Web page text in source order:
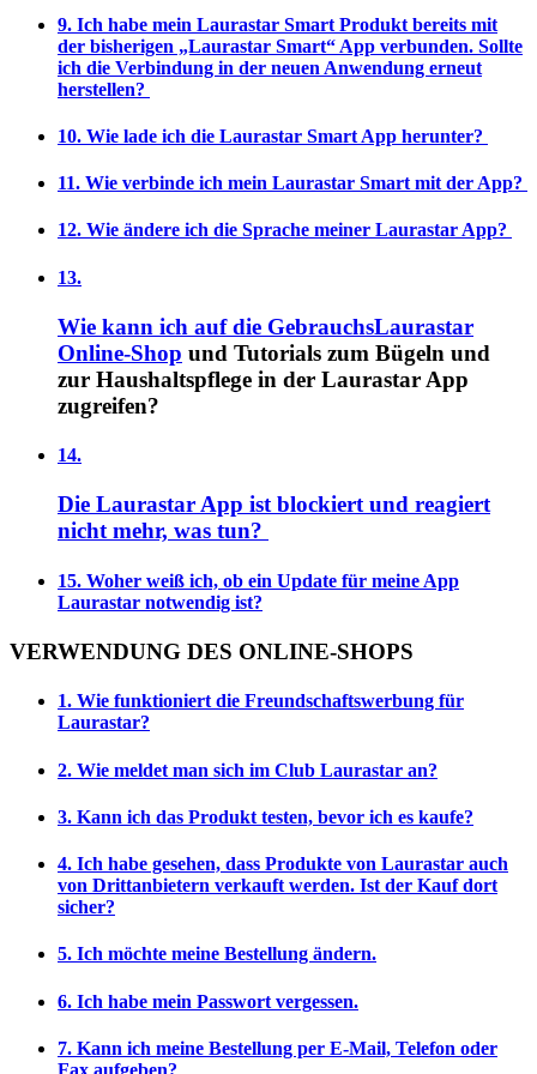
9. Ich habe mein Laurastar Smart Produkt bereits mit
der bisherigen „Laurastar Smart“ App verbunden. Sollte
ich die Verbindung in der neuen Anwendung erneut
herstellen?
10. Wie lade ich die Laurastar Smart App herunter?
11. Wie verbinde ich mein Laurastar Smart mit der App?
12. Wie ändere ich die Sprache meiner Laurastar App?
13.
Wie kann ich auf die GebrauchsLaurastar
Online-Shop und Tutorials zum Bügeln und
zur Haushaltspflege in der Laurastar App
zugreifen?
14.
Die Laurastar App ist blockiert und reagiert
nicht mehr, was tun?
15. Woher weiß ich, ob ein Update für meine App
Laurastar notwendig ist?
VERWENDUNG DES ONLINE-SHOPS
1. Wie funktioniert die Freundschaftswerbung für
Laurastar?
2. Wie meldet man sich im Club Laurastar an?
3. Kann ich das Produkt testen, bevor ich es kaufe?
4. Ich habe gesehen, dass Produkte von Laurastar auch
von Drittanbietern verkauft werden. Ist der Kauf dort
sicher?
5. Ich möchte meine Bestellung ändern.
6. Ich habe mein Passwort vergessen.
7. Kann ich meine Bestellung per E-Mail, Telefon oder
Fax aufgeben?